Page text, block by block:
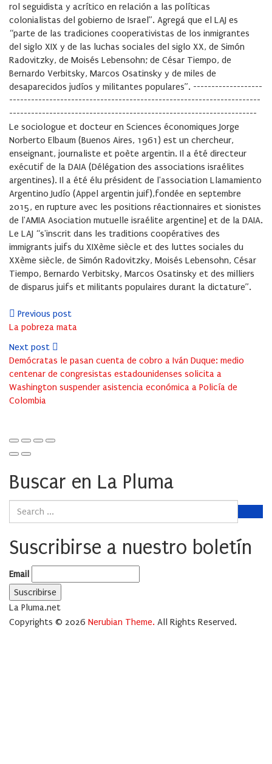
rol seguidista y acrítico en relación a las políticas
colonialistas del gobierno de Israel”. Agregá que el LAJ es
“parte de las tradiciones cooperativistas de los inmigrantes
del siglo XIX y de las luchas sociales del siglo XX, de Simón
Radovitzky, de Moisés Lebensohn; de César Tiempo, de
Bernardo Verbitsky, Marcos Osatinsky y de miles de
desaparecidos judíos y militantes populares”. -------------------
---------------------------------------------------------------------
--------------------------------------------------------------------
Le sociologue et docteur en Sciences économiques Jorge
Norberto Elbaum (Buenos Aires, 1961) est un chercheur,
enseignant, journaliste et poète argentin. Il a été directeur
exécutif de la DAIA (Délégation des associations israélites
argentines). Il a été élu président de l'association Llamamiento
Argentino Judío (Appel argentin juif),fondée en septembre
2015, en rupture avec les positions réactionnaires et sionistes
de l'AMIA Asociation mutuelle israélite argentine] et de la DAIA.
Le LAJ “s'inscrit dans les traditions coopératives des
immigrants juifs du XIXème siècle et des luttes sociales du
XXème siècle, de Simón Radovitzky, Moisés Lebensohn, César
Tiempo, Bernardo Verbitsky, Marcos Osatinsky et des milliers
de disparus juifs et militants populaires durant la dictature”.
Previous post
La pobreza mata
Next post
Demócratas le pasan cuenta de cobro a Iván Duque: medio
centenar de congresistas estadounidenses solicita a
Washington suspender asistencia económica a Policía de
Colombia
Buscar en La Pluma
Suscribirse a nuestro boletín
Email
La Pluma.net
Copyrights © 2026 Nerubian Theme. All Rights Reserved.